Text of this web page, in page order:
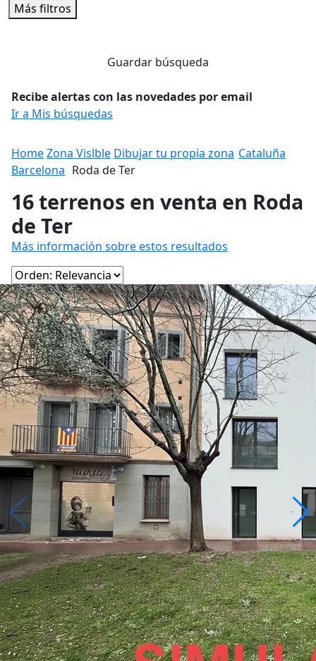
Más filtros
Guardar búsqueda
Recibe alertas con las novedades por email
Ir a Mis búsquedas
HomeZona Vislble Dibujar tu propia zona Cataluña
Barcelona Roda de Ter
16 terrenos en venta en Roda
de Ter
Más información sobre estos resultados